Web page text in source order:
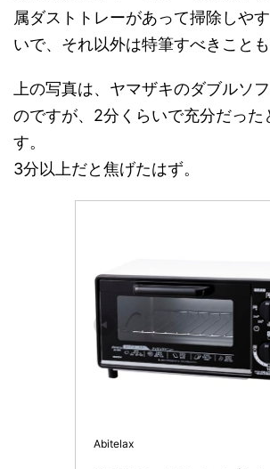
属ダストトレーがあって掃除しや
いで、それ以外は特筆すべきことも
上の写真は、ヤマザキのダブルソ
のですが、2分くらいで充分だった
す。
3分以上だと焦げたはず。
Abitelax